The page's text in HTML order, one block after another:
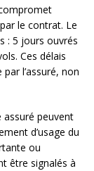
le contrat. Le
: 5 jours ouvrés
Ces délais
l’assuré, non
assuré peuvent
d’usage du
ou
être signalés à